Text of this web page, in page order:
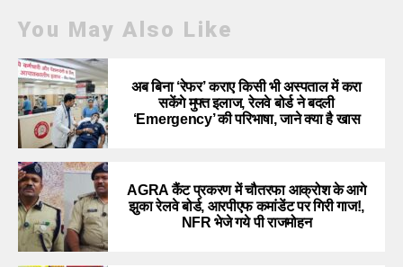
You May Also Like
अब बिना ‘रेफर’ कराए किसी भी अस्पताल में करा
सकेंगे मुफ्त इलाज, रेलवे बोर्ड ने बदली
‘Emergency’ की परिभाषा, जाने क्या है खास
AGRA कैंट प्रकरण में चौतरफा आक्रोश के आगे
झुका रेलवे बोर्ड, आरपीएफ कमांडेंट पर गिरी गाज!,
NFR भेजे गये पी राजमोहन